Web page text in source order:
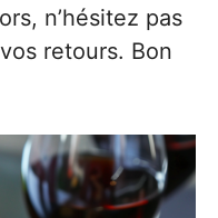
n’hésitez pas
retours. Bon